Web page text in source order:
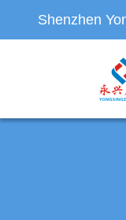
Shenzhen